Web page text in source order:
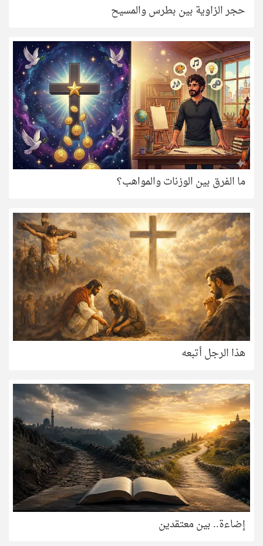
حجر الزاوية بين بطرس والمسيح
ما الفرق بين الوزنات والمواهب؟
هذا الرجل أتبعه
إضاءة.. بين معتقدين